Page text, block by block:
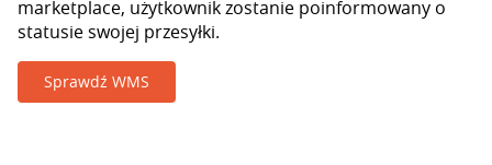
marketplace, użytkownik zostanie poinformowany o
statusie swojej przesyłki.
Sprawdź WMS